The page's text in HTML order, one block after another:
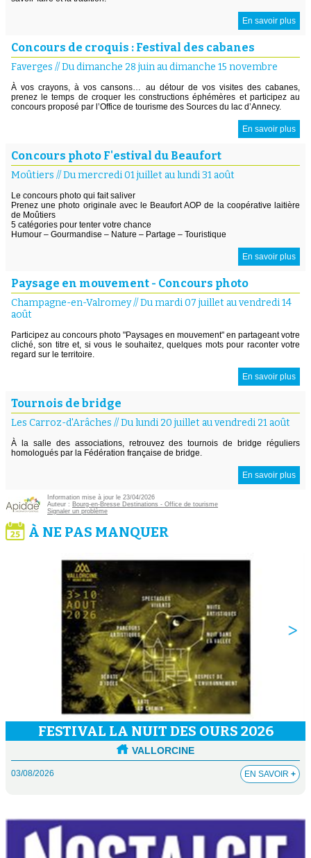
En savoir plus
Concours de croquis : Festival des cabanes
Faverges //Du dimanche 28 juin au dimanche 15 novembre
À vos crayons, à vos cansons… au détour de vos visites des cabanes,
prenez le temps de croquer les constructions éphémères et participez au
concours proposé par l’Office de tourisme des Sources du lac d’Annecy.
En savoir plus
Concours photo F'estival du Beaufort
Moûtiers //Du mercredi 01 juillet au lundi 31 août
Le concours photo qui fait saliver
Prenez une photo originale avec le Beaufort AOP de la coopérative laitière
de Moûtiers
5 catégories pour tenter votre chance
Humour – Gourmandise – Nature – Partage – Touristique
En savoir plus
Paysage en mouvement - Concours photo
Champagne-en-Valromey//Du mardi 07 juillet au vendredi 14
août
Participez au concours photo "Paysages en mouvement" en partageant votre
cliché, son titre et, si vous le souhaitez, quelques mots pour raconter votre
regard sur le territoire.
En savoir plus
Tournois de bridge
Les Carroz-d'Arâches //Du lundi 20 juillet au vendredi 21 août
À la salle des associations, retrouvez des tournois de bridge réguliers
homologués par la Fédération française de bridge.
En savoir plus
Information mise à jour le 23/04/2026
Auteur : Bourg-en-Bresse Destinations - Office de tourisme
Signaler un problème
À NE PAS MANQUER
FESTIVAL LA NUIT DES OURS 2026
VALLORCINE
03/08/2026 EN SAVOIR +